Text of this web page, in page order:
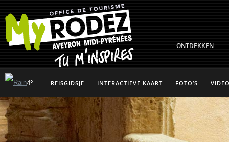
ONTDEKKEN
4° REISGIDSJE INTERACTIEVE KAART FOTO’S